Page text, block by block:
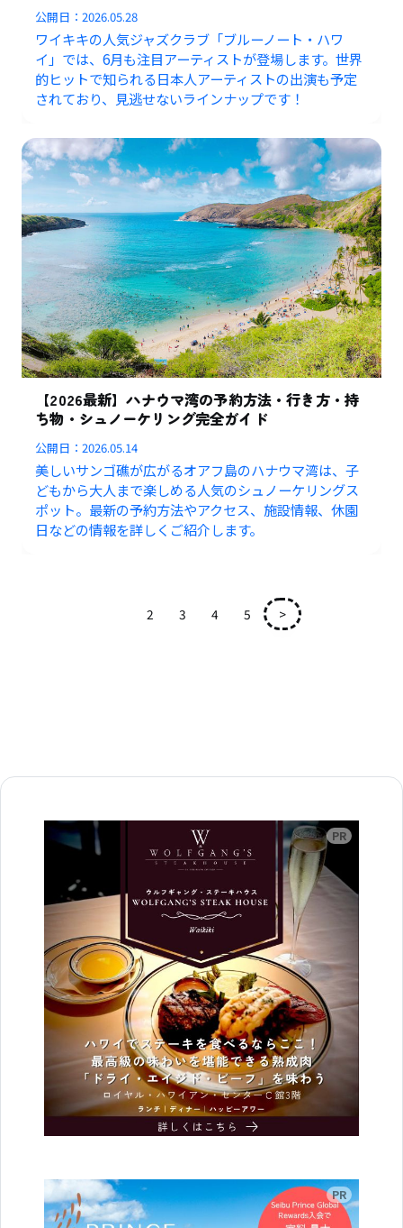
公開日：2026.05.28
ワイキキの人気ジャズクラブ「ブルーノート・ハワ
イ」では、6月も注目アーティストが登場します。世界
的ヒットで知られる日本人アーティストの出演も予定
されており、見逃せないラインナップです！
【2026最新】ハナウマ湾の予約方法・行き方・持
ち物・シュノーケリング完全ガイド
公開日：2026.05.14
美しいサンゴ礁が広がるオアフ島のハナウマ湾は、子
どもから大人まで楽しめる人気のシュノーケリングス
ポット。最新の予約方法やアクセス、施設情報、休園
日などの情報を詳しくご紹介します。
2 3 4 5 >
広告
広告